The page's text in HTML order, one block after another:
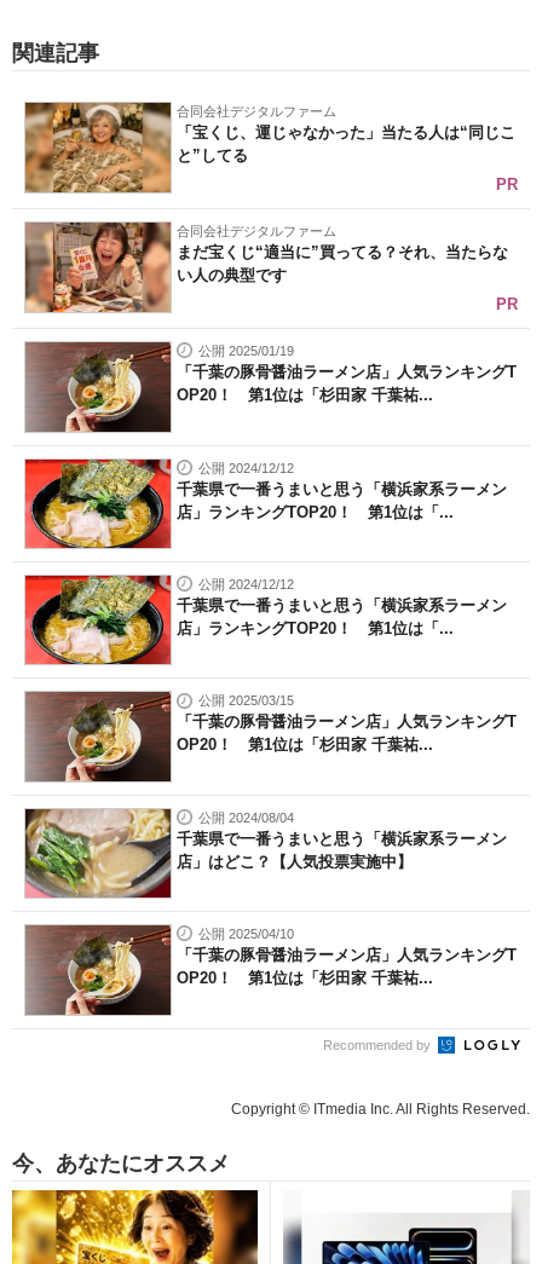
関連記事
合同会社デジタルファーム
「宝くじ、運じゃなかった」当たる人は“同じこ
と”してる
PR
合同会社デジタルファーム
まだ宝くじ“適当に”買ってる？それ、当たらな
い人の典型です
PR
公開 2025/01/19
「千葉の豚骨醤油ラーメン店」人気ランキングT
OP20！ 第1位は「杉田家 千葉祐...
公開 2024/12/12
千葉県で一番うまいと思う「横浜家系ラーメン
店」ランキングTOP20！ 第1位は「...
公開 2024/12/12
千葉県で一番うまいと思う「横浜家系ラーメン
店」ランキングTOP20！ 第1位は「...
公開 2025/03/15
「千葉の豚骨醤油ラーメン店」人気ランキングT
OP20！ 第1位は「杉田家 千葉祐...
公開 2024/08/04
千葉県で一番うまいと思う「横浜家系ラーメン
店」はどこ？【人気投票実施中】
公開 2025/04/10
「千葉の豚骨醤油ラーメン店」人気ランキングT
OP20！ 第1位は「杉田家 千葉祐...
Recommended by
Copyright © ITmedia Inc. All Rights Reserved.
今、あなたにオススメ